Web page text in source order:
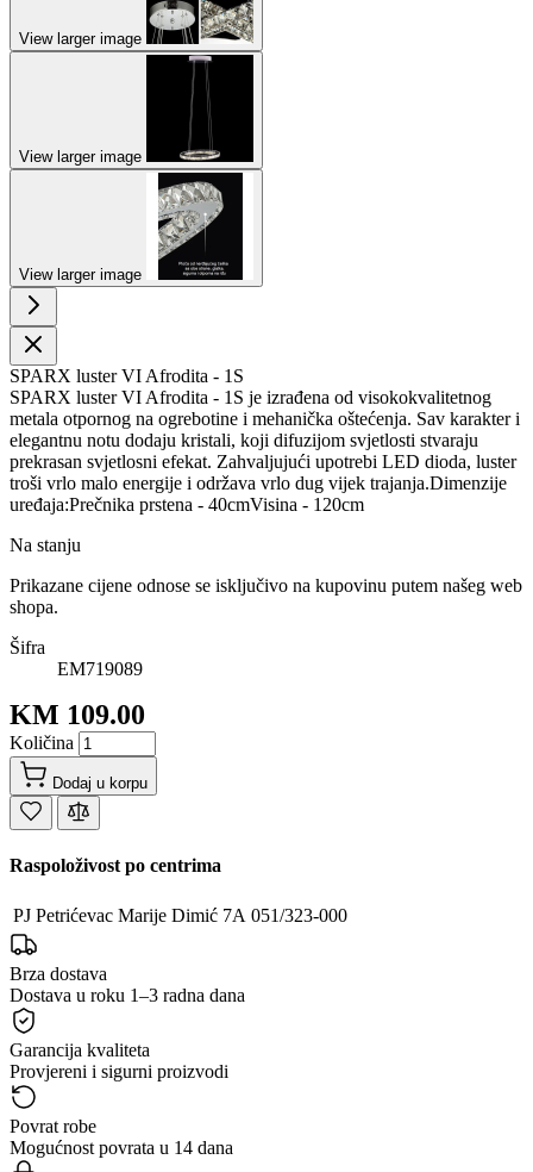
View larger image
View larger image
View larger image
SPARX luster VI Afrodita - 1S
SPARX luster VI Afrodita - 1S je izrađena od visokokvalitetnog
metala otpornog na ogrebotine i mehanička oštećenja. Sav karakter i
elegantnu notu dodaju kristali, koji difuzijom svjetlosti stvaraju
prekrasan svjetlosni efekat. Zahvaljujući upotrebi LED dioda, luster
troši vrlo malo energije i održava vrlo dug vijek trajanja.Dimenzije
uređaja:Prečnika prstena - 40cmVisina - 120cm
Na stanju
Prikazane cijene odnose se isključivo na kupovinu putem našeg web
shopa.
Šifra
EM719089
KM 109.00
Količina
Dodaj u korpu
Raspoloživost po centrima
PJ Petrićevac Marije Dimić 7A 051/323-000
Brza dostava
Dostava u roku 1–3 radna dana
Garancija kvaliteta
Provjereni i sigurni proizvodi
Povrat robe
Mogućnost povrata u 14 dana